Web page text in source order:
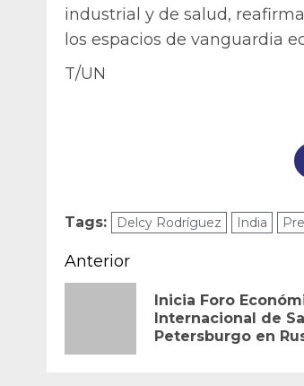
industrial y de salud,
los espacios de vanguardia
T/UN
Tags: Delcy Rodríguez India
Navegación
entradas
Anterior
Inicia Foro
Internacional de
Petersburgo en